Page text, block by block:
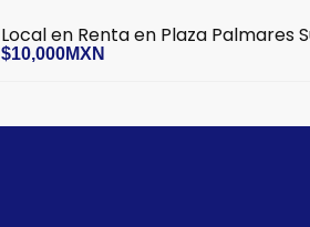
Local en Renta en Plaza Palmares
$10,000MXN